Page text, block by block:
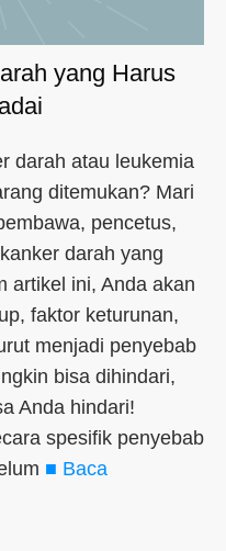
yang Harus
darah atau leukemia
ditemukan? Mari
pencetus,
darah yang
artikel ini, Anda akan
faktor keturunan,
menjadi penyebab
bisa dihindari,
Anda hindari!
spesifik penyebab
■ Baca